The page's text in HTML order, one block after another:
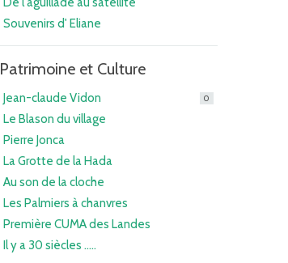
Souvenirs d' Eliane
Patrimoine et Culture
Jean-claude Vidon 0
Le Blason du village
Pierre Jonca
La Grotte de la Hada
Au son de la cloche
Les Palmiers à chanvres
Première CUMA des Landes
Il y a 30 siècles .....